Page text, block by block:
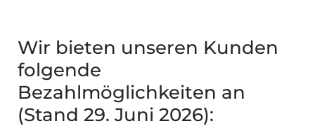
Wir bieten unseren Kunden
folgende
Bezahlmöglichkeiten an
(Stand 29. Juni 2026):